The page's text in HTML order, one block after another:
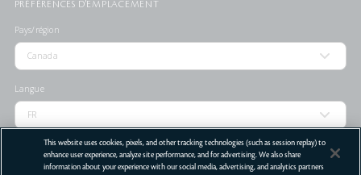
PRÉFÉRENCES D'EMPLACEMENT
Pays/région
Langue
This website uses cookies, pixels, and other tracking technologies (such as session replay) to
enhance user experience, analyze site performance, and for advertising. We also share
information about your experience with our social media, advertising, and analytics partners